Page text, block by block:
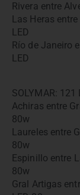
Rivera entre
Las Heras
LED
Río de Janeiro
LED
SOLYMAR:
Achiras entre
80w
Laureles entre
80w
Espinillo entre
80w
Gral Artigas